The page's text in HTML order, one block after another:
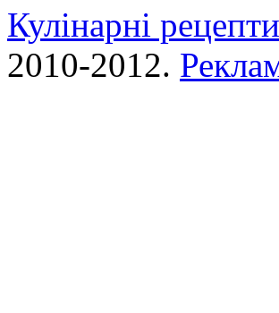
Кулінарні
2010-2012.